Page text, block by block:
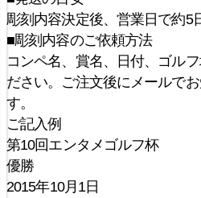
彫刻内容決定後、営業日で約5
■彫刻内容のご依頼方法
コンペ名、賞名、日付、ゴル
ださい。ご注文後にメールで
す。
ご記入例
第10回エンタメゴルフ杯
優勝
2015年10月1日